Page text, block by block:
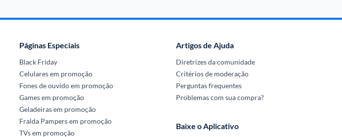
Páginas Especiais
Black Friday
Celulares em promoção
Fones de ouvido em promoção
Games em promoção
Geladeiras em promoção
Fralda Pampers em promoção
TVs em promoção
Artigos de Ajuda
Diretrizes da comunidade
Critérios de moderação
Perguntas frequentes
Problemas com sua compra?
Baixe o Aplicativo